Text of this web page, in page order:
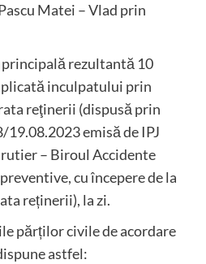
Matei – Vlad prin
principală rezultantă 10
inculpatului prin
reţinerii (dispusă prin
emisă de IPJ
– Biroul Accidente
cu începere de la
reținerii), la zi.
părților civile de acordare
astfel: